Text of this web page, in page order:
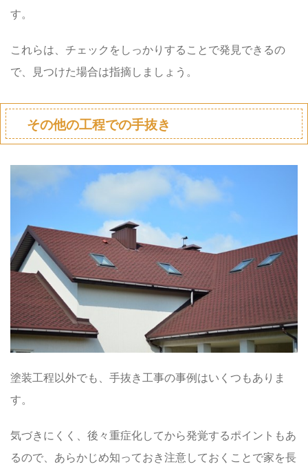
す。
これらは、チェックをしっかりすることで発見できるの
で、見つけた場合は指摘しましょう。
その他の工程での手抜き
塗装工程以外でも、手抜き工事の事例はいくつもありま
す。
気づきにくく、後々重症化してから発覚するポイントもあ
るので、あらかじめ知っておき注意しておくことで家を長